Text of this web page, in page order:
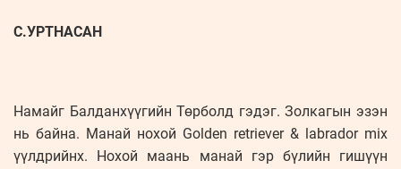
С.УРТНАСАН
Намайг Балданхүүгийн Төрболд гэдэг. Золкагын эзэн
нь байна. Манай нохой Golden retriever & labrador mix
үүлдрийнх. Нохой маань манай гэр бүлийн гишүүн